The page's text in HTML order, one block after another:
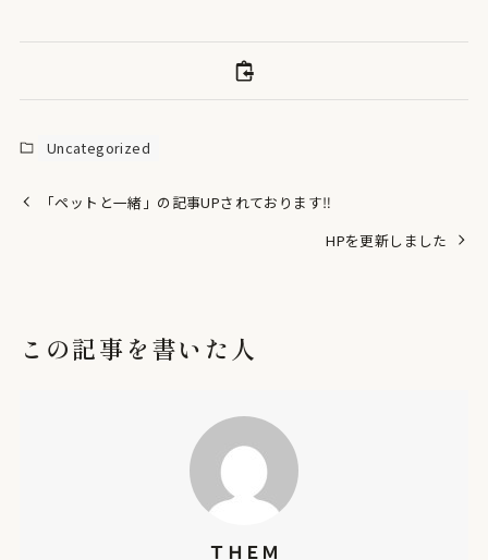
Uncategorized
「ペットと一緒」の記事UPされております‼
HPを更新しました
この記事を書いた人
ＴＨＥＭ